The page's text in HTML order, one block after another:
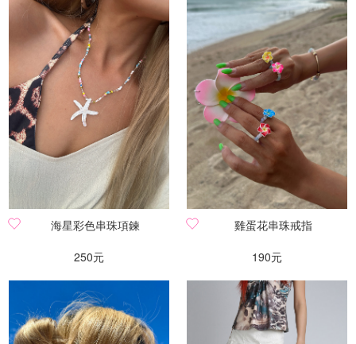
海星彩色串珠項鍊
250元
雞蛋花串珠戒指
190元